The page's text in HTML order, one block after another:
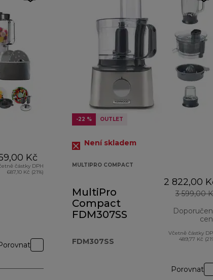
Kč
částky DPH
687,10 Kč (21%)
-22 % OUTLET
Není skladem
MULTIPRO COMPACT
MultiPro
Compact
FDM307SS
FDM307SS
2 822,00
3 599,00
Včetně částky
489,77 Kč
Porovnat